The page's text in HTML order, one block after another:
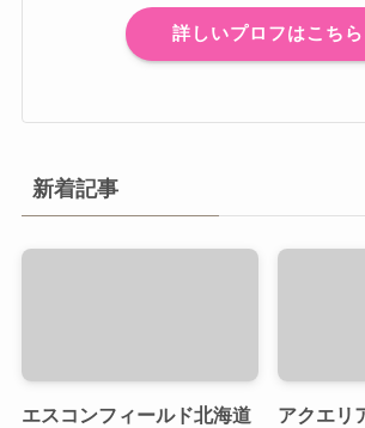
詳しいプロフはこちら
新着記事
エスコンフィールド北海道
アクエリ